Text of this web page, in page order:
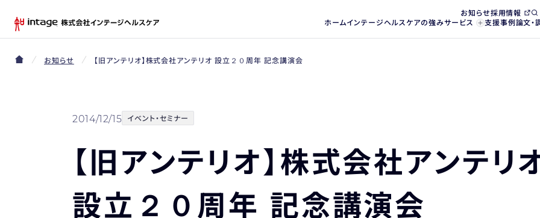
お知らせ採用情報
ホームインテージヘルスケアの強みサービス 支援事例論文・
お知らせ 【旧アンテリオ】株式会社アンテリオ 設立２０周年 記念講演会
2014/12/15 イベント・セミナー
【旧アンテリオ】株式会社アンテリ
設立２０周年 記念講演会